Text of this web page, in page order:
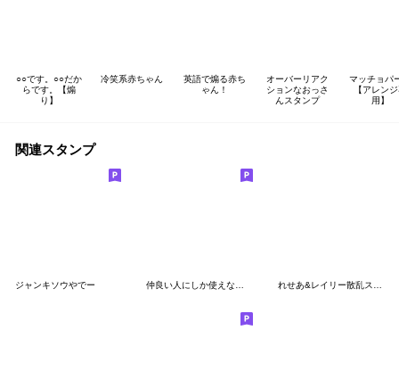
○○です。○○だか
らです。【煽
り】
冷笑系赤ちゃん
英語で煽る赤ち
ゃん！
オーバーリアク
ションなおっさ
んスタンプ
マッチョパ
【アレン
用】
関連スタンプ
ジャンキソウやでー 仲良い人にしか使えない。畜生ねこ れせあ&レイリー散乱スタンプ！！